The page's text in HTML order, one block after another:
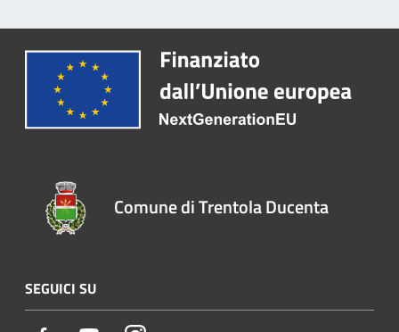
Comune di Trentola Ducenta
SEGUICI SU